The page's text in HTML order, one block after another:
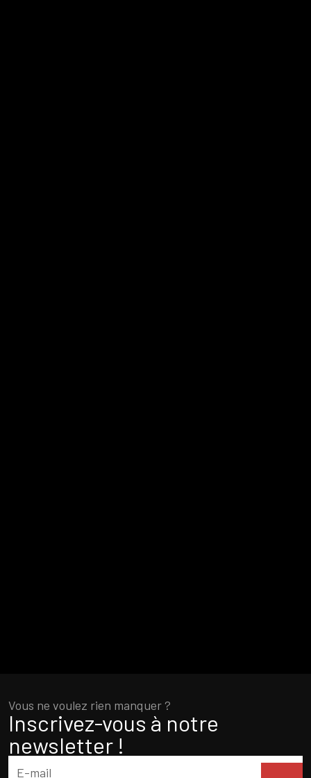
Vous ne voulez rien manquer ?
Inscrivez-vous à notre
newsletter !